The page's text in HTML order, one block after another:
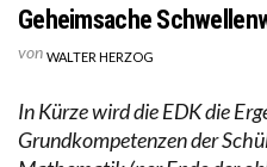
Geheimsache
von WALTER HERZOG
In Kürze wird die EDK die
Grundkompetenzen der